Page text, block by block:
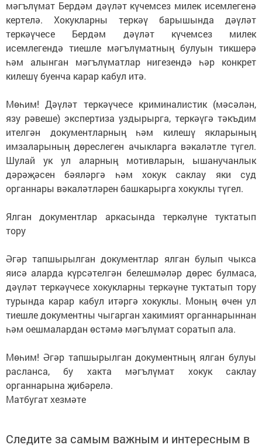
мәгълүмат Бердәм дәүләт күчемсез милек исемлегенә
кертелә. Хокукларны теркәү барышында дәүләт
теркәүчесе Бердәм дәүләт күчемсез милек
исемлегендә тиешле мәгълүматның булуын тикшерә
һәм алынган мәгълүматлар нигезендә һәр конкрет
килешү буенча карар кабул итә.
Мөһим! Дәүләт теркәүчесе криминалистик (мәсәлән,
язу рәвеше) экспертиза уздырырга, теркәүгә тәкъдим
ителгән документларның һәм килешү якларының
имзаларының дөреслеген ачыкларга вәкаләтле түгел.
Шулай ук ул аларның мотивларын, ышанучанлык
дәрәҗәсен бәяләргә һәм хокук саклау яки суд
органнары вәкаләтләрен башкарырга хокуклы түгел.
Ялган документлар аркасында теркәлүне туктатып
тору
Әгәр тапшырылган документлар ялган булып чыкса
яисә аларда күрсәтелгән белешмәләр дөрес булмаса,
дәүләт теркәүчесе хокукларны теркәүне туктатып тору
турында карар кабул итәргә хокуклы. Моның өчен ул
тиешле документны чыгарган хакимият органнарыннан
һәм оешмалардан өстәмә мәгълүмат соратып ала.
Мөһим! Әгәр тапшырылган документның ялган булуы
расланса, бу хакта мәгълүмат хокук саклау
органнарына җибәрелә.
Матбугат хезмәте
Следите за самым важным и интересным в